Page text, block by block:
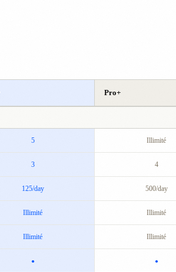
Pro+
5 Illimité
3 4
125/day 500/day
Illimité Illimité
Illimité Illimité
● ●